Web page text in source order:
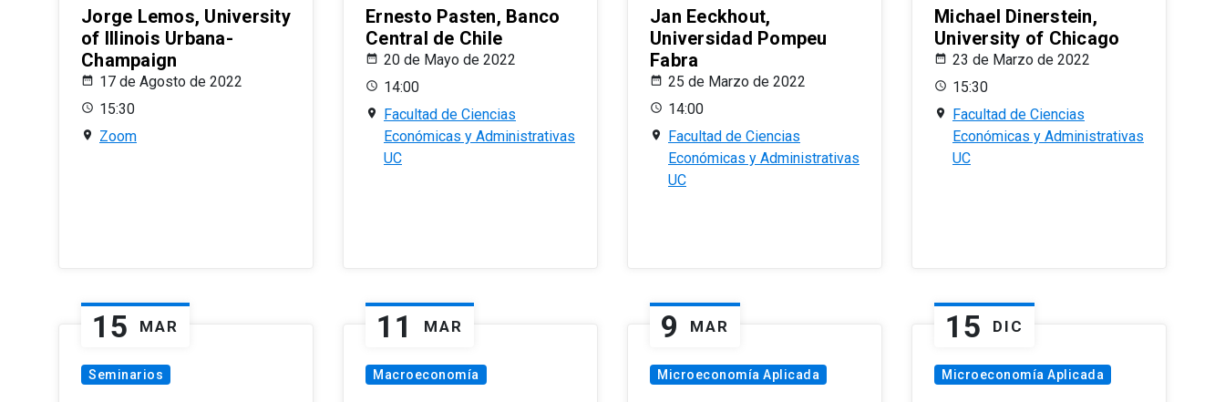
Jorge Lemos, University
of Illinois Urbana-
Champaign
17 de Agosto de 2022
15:30
Zoom
Ernesto Pasten, Banco
Central de Chile
20 de Mayo de 2022
14:00
Facultad de Ciencias
Económicas y Administrativas
UC
Jan Eeckhout,
Universidad Pompeu
Fabra
25 de Marzo de 2022
14:00
Facultad de Ciencias
Económicas y Administrativas
UC
Michael Dinerstein,
University of Chicago
23 de Marzo de 2022
15:30
Facultad de Ciencias
Económicas y Administrativas
UC
15 MAR
Seminarios
11 MAR
Macroeconomía
9 MAR
Microeconomía Aplicada
15 DIC
Microeconomía Aplicada